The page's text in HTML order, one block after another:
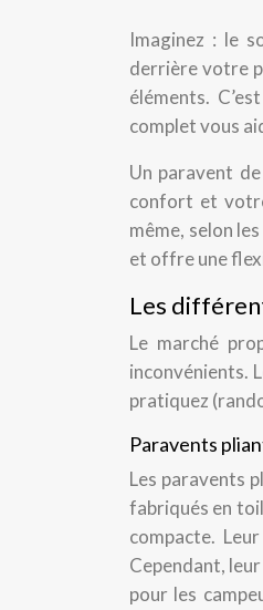
Imaginez : le
derrière votre
éléments.
complet vous
Un paravent
confort et
même, selon
et offre une
Les
Le marché
inconvénients.
pratiquez
Paravents
Les paravents
fabriqués en
compacte.
Cependant,
pour les